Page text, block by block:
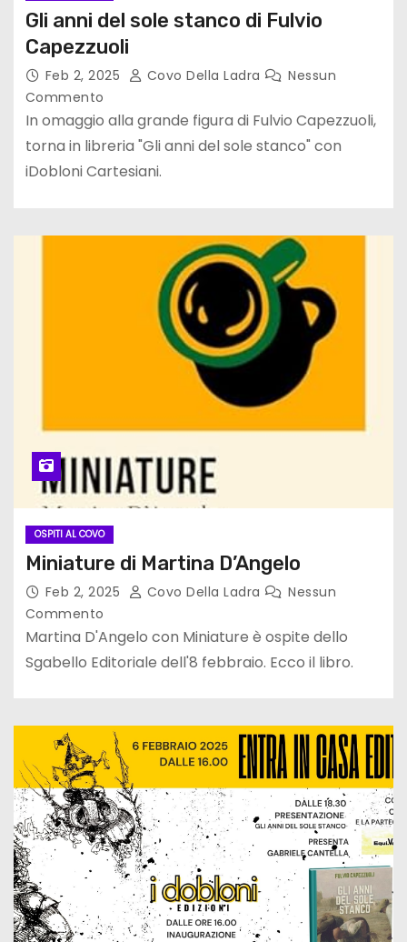
Gli anni del sole stanco di Fulvio
Capezzuoli
Feb 2, 2025 Covo Della Ladra
Nessun
Commento
In omaggio alla grande figura di Fulvio Capezzuoli,
torna in libreria "Gli anni del sole stanco" con
iDobloni Cartesiani.
OSPITI AL COVO
Miniature di Martina D’Angelo
Feb 2, 2025 Covo Della Ladra
Nessun
Commento
Martina D'Angelo con Miniature è ospite dello
Sgabello Editoriale dell'8 febbraio. Ecco il libro.